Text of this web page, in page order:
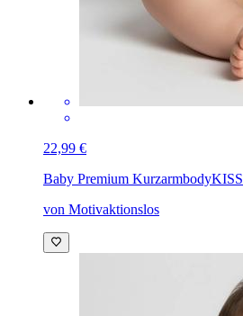
22,99 €
Baby Premium KurzarmbodyKISS
von Motivaktionslos